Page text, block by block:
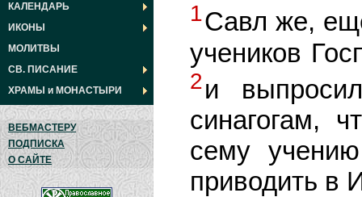
КАЛЕНДАРЬ
ИКОНЫ
МОЛИТВЫ
СВ. ПИСАНИЕ
ХРАМЫ и МОНАСТЫРИ
ВЕБМАСТЕРУ
ПОДПИСКА
О САЙТЕ
1Савл же,
учеников
2и
синагогам,
сему
приводить в